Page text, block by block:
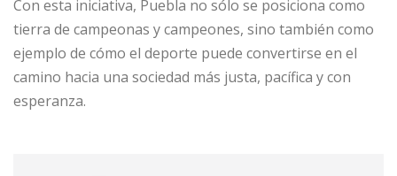
Con esta iniciativa, Puebla no sólo se posiciona como
tierra de campeonas y campeones, sino también como
ejemplo de cómo el deporte puede convertirse en el
camino hacia una sociedad más justa, pacífica y con
esperanza.